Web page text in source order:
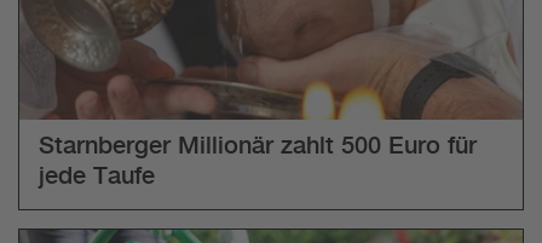
Starnberger Millionär zahlt 500 Euro für
jede Taufe